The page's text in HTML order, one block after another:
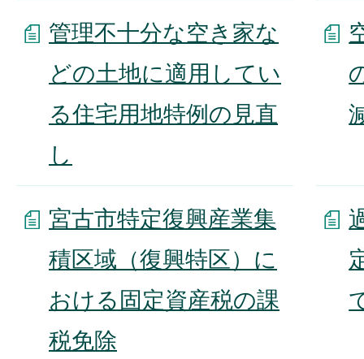
管理不十分な空き家な
どの土地に適用してい
る住宅用地特例の見直
し
宮古市特定復興産業集
積区域（復興特区）に
おける固定資産税の課
税免除